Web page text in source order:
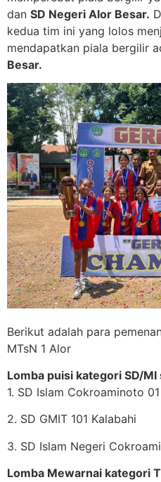
dan SD Negeri Alor Besar.
kedua tim ini yang lolos
mendapatkan piala bergilir
Besar.
Berikut adalah para
MTsN 1 Alor
Lomba puisi kategori SD/
1. SD Islam Cokroaminoto
2. SD GMIT 101 Kalabahi
3. SD Islam Negeri
Lomba Mewarnai kategori